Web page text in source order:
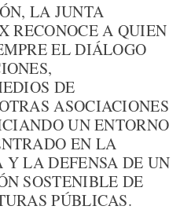
LA JUNTA
RECONOCE A QUIEN
EL DIÁLOGO
DE
ASOCIACIONES
UN ENTORNO
EN LA
Y LA DEFENSA DE UN
SOSTENIBLE DE
PÚBLICAS.